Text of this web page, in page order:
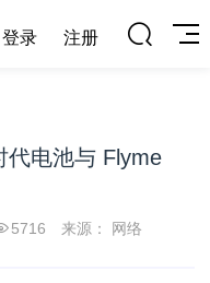
登录 注册
代电池与 Flyme
5716 来源： 网络